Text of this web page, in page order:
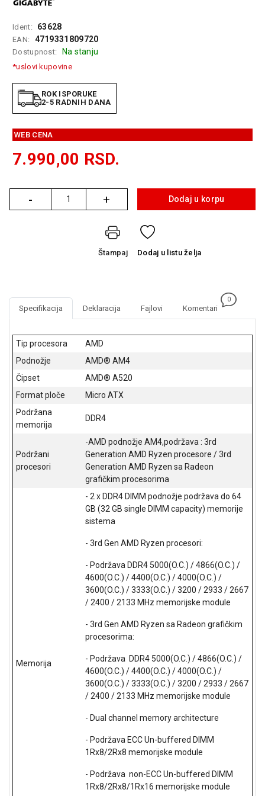
ZAŠTITA
SOLARNI
MREŽNA
OPREMA
ŠTAMPAČI,
SKENERI I
FOTOKOPIRI
FOTOAPARATI
I KAMERE
KABLOVI I
KANCELARIJSKI
SVE
ZA
ŠKOLSKI
PRIBOR
Ident: 63628
EAN: 4719331809720
Dostupnost: Na stanju
*uslovi kupovine
ROK ISPORUKE
2-5 RADNIH DANA
WEB CENA
7.990,00 RSD.
-
Količina + Dodaj u korpu
Štampaj Dodaj u listu želja
Specifikacija Deklaracija Fajlovi Komentari
0
Tip procesora
AMD
Podnožje
AMD® AM4
Čipset
AMD® A520
Format ploče
Micro ATX
Podržana
memorija
DDR4
Podržani
procesori
-AMD podnožje AM4,podržava : 3rd
Generation AMD Ryzen procesore / 3rd
Generation AMD Ryzen sa Radeon
grafičkim procesorima
Memorija
- 2 x DDR4 DIMM podnožje podržava do 64
GB (32 GB single DIMM capacity) memorije
sistema
- 3rd Gen AMD Ryzen procesori:
- Podržava DDR4 5000(O.C.) / 4866(O.C.) /
4600(O.C.) / 4400(O.C.) / 4000(O.C.) /
3600(O.C.) / 3333(O.C.) / 3200 / 2933 / 2667
/ 2400 / 2133 MHz memorijske module
- 3rd Gen AMD Ryzen sa Radeon grafičkim
procesorima:
- Podržava DDR4 5000(O.C.) / 4866(O.C.) /
4600(O.C.) / 4400(O.C.) / 4000(O.C.) /
3600(O.C.) / 3333(O.C.) / 3200 / 2933 / 2667
/ 2400 / 2133 MHz memorijske module
- Dual channel memory architecture
- Podržava ECC Un-buffered DIMM
1Rx8/2Rx8 memorijske module
- Podržava non-ECC Un-buffered DIMM
1Rx8/2Rx8/1Rx16 memorijske module